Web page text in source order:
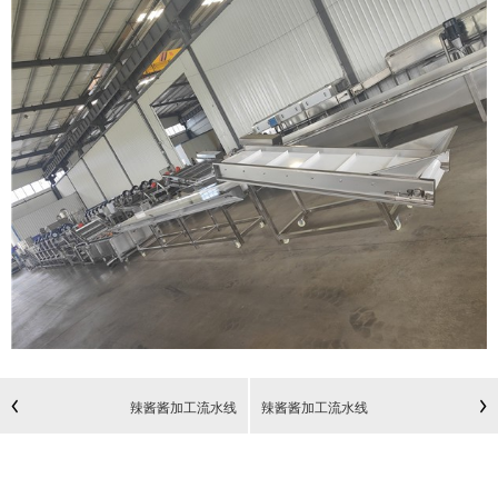
辣酱酱加工流水线 辣酱酱加工流水线